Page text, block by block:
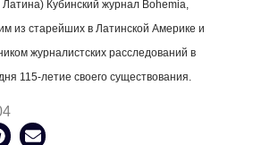
Кубинский журнал Bohemia,
из старейших в Латинской Америке и
журналистских расследований в
115-летие своего существования.